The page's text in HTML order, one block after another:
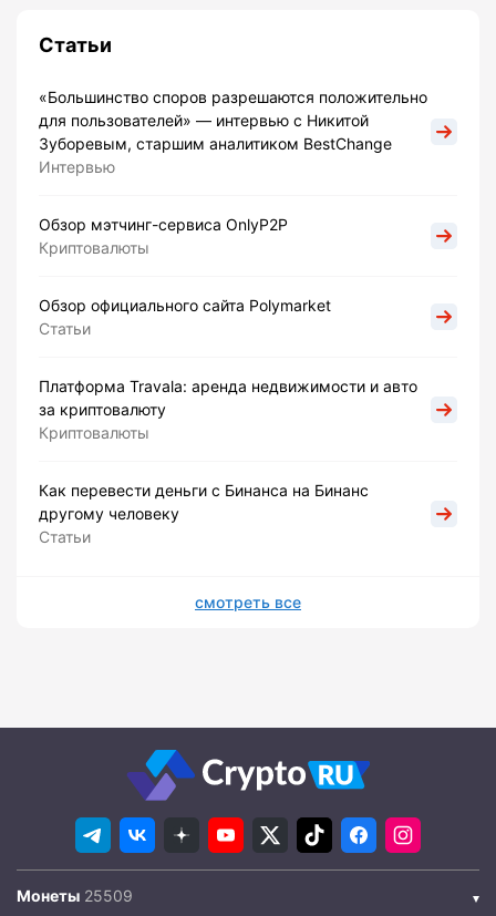
Статьи
«Большинство споров разрешаются положительно
для пользователей» — интервью с Никитой
Зуборевым, старшим аналитиком BestChange
Интервью
Обзор мэтчинг-сервиса OnlyP2P
Криптовалюты
Обзор официального сайта Polymarket
Статьи
Платформа Travala: аренда недвижимости и авто
за криптовалюту
Криптовалюты
Как перевести деньги с Бинанса на Бинанс
другому человеку
Статьи
смотреть все
Монеты